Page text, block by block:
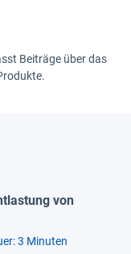
Beiträge über das
von
3 Minuten